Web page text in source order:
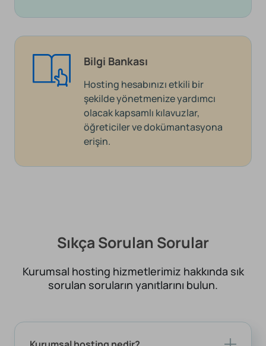
Bilgi Bankası
Hosting hesabınızı etkili bir
şekilde yönetmenize yardımcı
olacak kapsamlı kılavuzlar,
öğreticiler ve dokümantasyona
erişin.
Sıkça Sorulan Sorular
Kurumsal hosting hizmetlerimiz hakkında sık
sorulan soruların yanıtlarını bulun.